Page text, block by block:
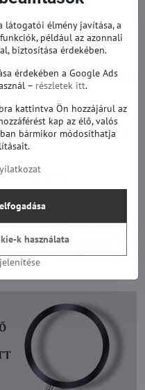
LG 49LH570V, LG 49LH590V,
LG 49LH6307, LG
LG 49LW340H, LG 49LW541H,
ZE.BEEZLJP, LG
LG 49UH664V, LG
LC490DGGFJM2,
stb.). Megrendelés előtt
ilyen típusú LED szalagokat
látogatói élmény javítása, a
például az azonnali
biztosítása érdekében.
érdekében a Google Ads
– részletek itt.
kattintva Ön hozzájárul az
kap az élő, valós
bármikor módosíthatja
k használata